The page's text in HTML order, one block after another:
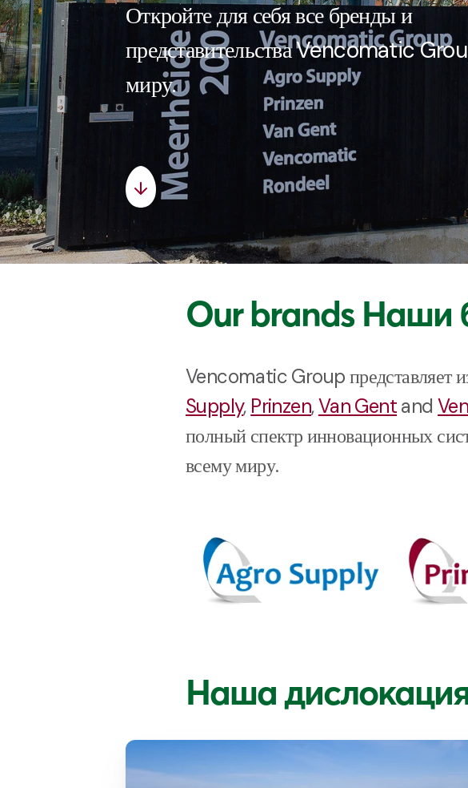
Откройте для себя все бренды и
представительства Vencomatic
миру.
Our brands Наши
VencomaticGroupпредставляет
Supply, Prinzen,Van Gentand
полный спектр инновационных
всему миру.
Наша